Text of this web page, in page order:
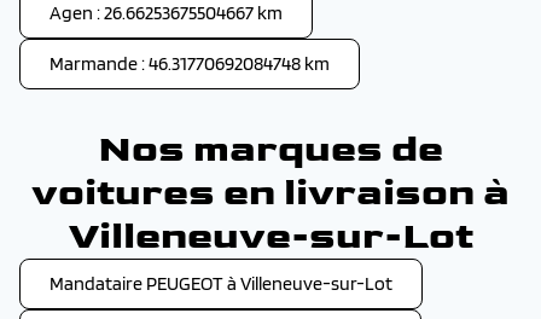
Agen : 26.66253675504667 km
Marmande : 46.31770692084748 km
Nos marques de
voitures en livraison à
Villeneuve-sur-Lot
Mandataire PEUGEOT à Villeneuve-sur-Lot